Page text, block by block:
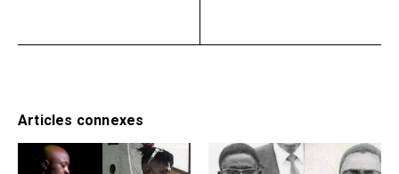
Articles connexes